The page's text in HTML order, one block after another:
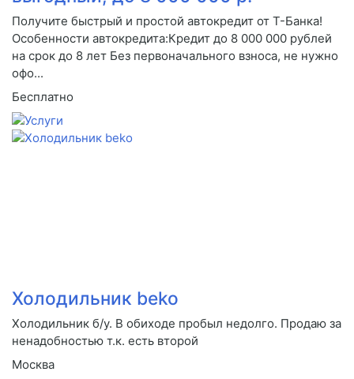
Получите быстрый и простой автокредит от Т-Банка!
Особенности автокредита:Кредит до 8 000 000 рублей
на срок до 8 лет Без первоначального взноса, не нужно
офо...
Бесплатно
Холодильник beko
Холодильник б/у. В обиходе пробыл недолго. Продаю за
ненадобностью т.к. есть второй
Москва